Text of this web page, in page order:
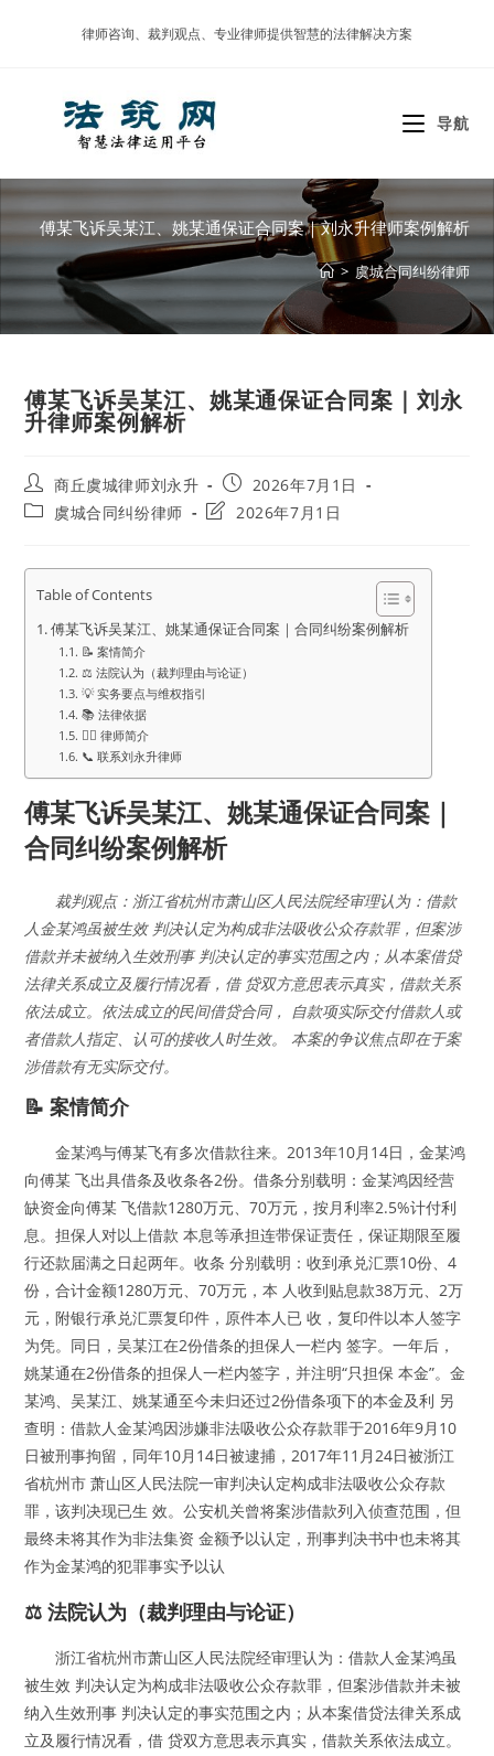
律师咨询、裁判观点、专业律师提供智慧的法律解决方案
导航
傅某飞诉吴某江、姚某通保证合同案｜刘永升律师案例解析
> 虞城合同纠纷律师
傅某飞诉吴某江、姚某通保证合同案｜刘永
升律师案例解析
Post
author:
商丘虞城律师刘永升
Post
published:
2026年7月1日
Post虞城合同纠纷律师
Post2026年7月1日
Table of Contents
傅某飞诉吴某江、姚某通保证合同案｜合同纠纷案例解析
📝 案情简介
⚖️ 法院认为（裁判理由与论证）
💡 实务要点与维权指引
📚 法律依据
👨‍⚖️ 律师简介
📞 联系刘永升律师
傅某飞诉吴某江、姚某通保证合同案｜
合同纠纷案例解析
裁判观点：浙江省杭州市萧山区人民法院经审理认为：借款
人金某鸿虽被生效 判决认定为构成非法吸收公众存款罪，但案涉
借款并未被纳入生效刑事 判决认定的事实范围之内；从本案借贷
法律关系成立及履行情况看，借 贷双方意思表示真实，借款关系
依法成立。依法成立的民间借贷合同， 自款项实际交付借款人或
者借款人指定、认可的接收人时生效。 本案的争议焦点即在于案
涉借款有无实际交付。
📝 案情简介
金某鸿与傅某飞有多次借款往来。2013年10月14日，金某鸿
向傅某 飞出具借条及收条各2份。借条分别载明：金某鸿因经营
缺资金向傅某 飞借款1280万元、70万元，按月利率2.5%计付利
息。担保人对以上借款 本息等承担连带保证责任，保证期限至履
行还款届满之日起两年。收条 分别载明：收到承兑汇票10份、4
份，合计金额1280万元、70万元，本 人收到贴息款38万元、2万
元，附银行承兑汇票复印件，原件本人已 收，复印件以本人签字
为凭。同日，吴某江在2份借条的担保人一栏内 签字。一年后，
姚某通在2份借条的担保人一栏内签字，并注明“只担保 本金”。金
某鸿、吴某江、姚某通至今未归还过2份借条项下的本金及利 另
查明：借款人金某鸿因涉嫌非法吸收公众存款罪于2016年9月10
日被刑事拘留，同年10月14日被逮捕，2017年11月24日被浙江
省杭州市 萧山区人民法院一审判决认定构成非法吸收公众存款
罪，该判决现已生 效。公安机关曾将案涉借款列入侦查范围，但
最终未将其作为非法集资 金额予以认定，刑事判决书中也未将其
作为金某鸿的犯罪事实予以认
⚖️ 法院认为（裁判理由与论证）
浙江省杭州市萧山区人民法院经审理认为：借款人金某鸿虽
被生效 判决认定为构成非法吸收公众存款罪，但案涉借款并未被
纳入生效刑事 判决认定的事实范围之内；从本案借贷法律关系成
立及履行情况看，借 贷双方意思表示真实，借款关系依法成立。